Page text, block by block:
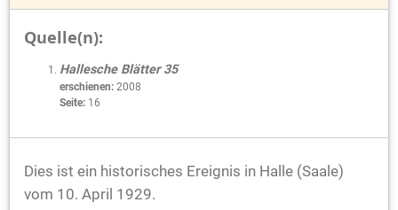
Quelle(n):
Hallesche Blätter 35
erschienen: 2008
Seite: 16
Dies ist ein historisches Ereignis in Halle (Saale)
vom 10. April 1929.